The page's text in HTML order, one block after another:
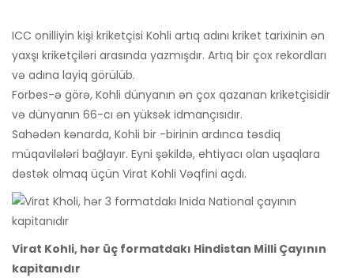
ICC onilliyin kişi kriketçisi Kohli artıq adını kriket tarixinin ən
yaxşı kriketçiləri arasında yazmışdır. Artıq bir çox rekordları
və adına layiq görülüb.
Forbes-ə görə, Kohli dünyanın ən çox qazanan kriketçisidir
və dünyanın 66-cı ən yüksək idmançısıdır.
Sahədən kənarda, Kohli bir -birinin ardınca təsdiq
müqavilələri bağlayır. Eyni şəkildə, ehtiyacı olan uşaqlara
dəstək olmaq üçün Virat Kohli Vəqfini açdı.
Virat Kohli, hər üç formatdakı Hindistan Milli Çayının
kapitanıdır